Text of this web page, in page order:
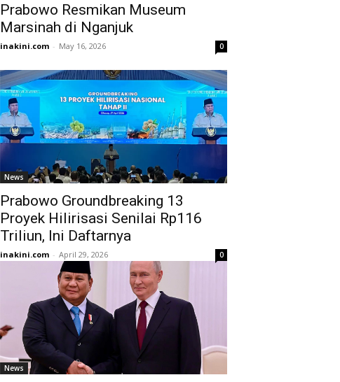
Prabowo Resmikan Museum
Marsinah di Nganjuk
inakini.com - May 16, 2026 0
News
Prabowo Groundbreaking 13
Proyek Hilirisasi Senilai Rp116
Triliun, Ini Daftarnya
inakini.com - April 29, 2026 0
News